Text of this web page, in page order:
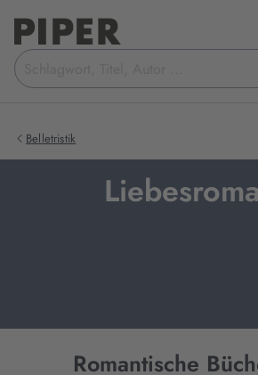
Suchbegriff
eingeben
Belletristik
Romantische